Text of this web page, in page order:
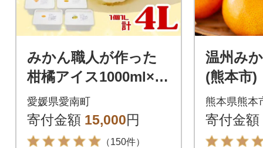
みかん職人が作った
柑橘アイス1000ml×4
種(夢オレンジ・愛媛
みかん・河内晩柑・し
らぬい)
愛媛県愛南町
寄付金額 15,000円
（150件）
温州み
(熊本市)
熊本県熊本
寄付金額